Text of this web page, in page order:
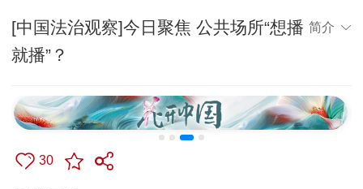
[中国法治观察]今日聚焦 公共场所“想播
就播”？
简介
30